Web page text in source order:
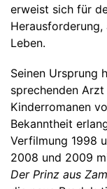
erweist sich für
Herausforderung,
Leben.
Seinen Ursprung
sprechenden
Kinderromanen
Bekanntheit
Verfilmung 1998
2008 und 2009
Der Prinz aus